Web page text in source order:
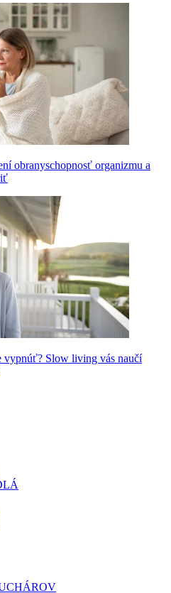
obranyschopnosť organizmu a
vypnúť? Slow living vás naučí